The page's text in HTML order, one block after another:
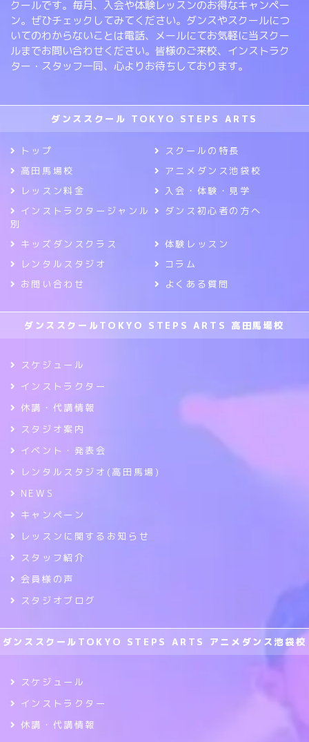
クールです。毎月、入会や体験レッスンのお得なキャンペー
ン。ぜひチェックしてみてください。ダンスやスクールにつ
いてのわからないことは電話、メールにてお気軽に当スクー
ルまでお問い合わせください。皆様のご来校、インストラク
ター・スタッフ一同、心よりお待ちしております。
ダンススクール TOKYO STEPS ARTS
トップ
スクールの特長
高田馬場校
アニメダンス池袋校
レッスン料金
入会・体験・見学
インストラクタージャンル
別
ダンス初心者の方へ
キッズダンスクラス
体験レッスン
レンタルスタジオ
コラム
お問い合わせ
よくある質問
ダンススクールTOKYO STEPS ARTS 高田馬場校
スケジュール
インストラクター
休講・代講情報
スタジオ案内
イベント・発表会
レンタルスタジオ(高田馬場)
NEWS
キャンペーン
レッスンに関するお知らせ
スタッフ紹介
会員様の声
スタジオブログ
ダンススクールTOKYO STEPS ARTS アニメダンス池袋校
スケジュール
インストラクター
休講・代講情報